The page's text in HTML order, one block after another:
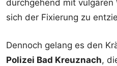
durchgehend mit
sich der Fixierung zu
Dennoch gelang es den
Polizei Bad Kreuznach,